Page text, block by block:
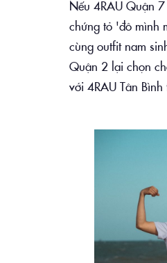
Nếu 4RAU Quận
chứng tỏ 'đô mình
cùng outfit nam
Quận 2 lại chọn
với 4RAU Tân